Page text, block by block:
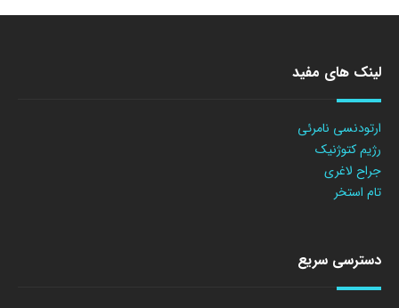
لینک های مفید
ارتودنسی نامرئی
رژیم کتوژنیک
جراح لاغری
تام استخر
دسترسی سریع